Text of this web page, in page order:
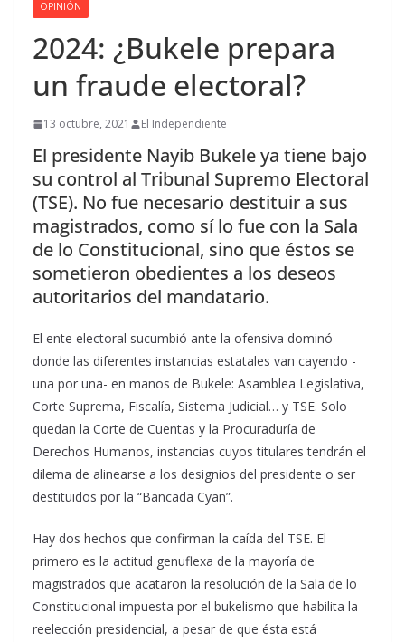
OPINIÓN
2024: ¿Bukele prepara
un fraude electoral?
13 octubre, 2021 El Independiente
El presidente Nayib Bukele ya tiene bajo
su control al Tribunal Supremo Electoral
(TSE). No fue necesario destituir a sus
magistrados, como sí lo fue con la Sala
de lo Constitucional, sino que éstos se
sometieron obedientes a los deseos
autoritarios del mandatario.
El ente electoral sucumbió ante la ofensiva dominó
donde las diferentes instancias estatales van cayendo -
una por una- en manos de Bukele: Asamblea Legislativa,
Corte Suprema, Fiscalía, Sistema Judicial… y TSE. Solo
quedan la Corte de Cuentas y la Procuraduría de
Derechos Humanos, instancias cuyos titulares tendrán el
dilema de alinearse a los designios del presidente o ser
destituidos por la “Bancada Cyan”.
Hay dos hechos que confirman la caída del TSE. El
primero es la actitud genuflexa de la mayoría de
magistrados que acataron la resolución de la Sala de lo
Constitucional impuesta por el bukelismo que habilita la
reelección presidencial, a pesar de que ésta está